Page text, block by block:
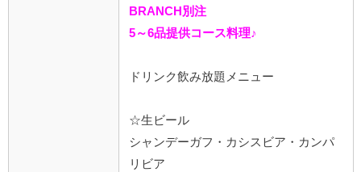
BRANCH別注
5～6品提供コース料理♪
ドリンク飲み放題メニュー
☆生ビール
シャンデーガフ・カシスビア・カンパ
リビア